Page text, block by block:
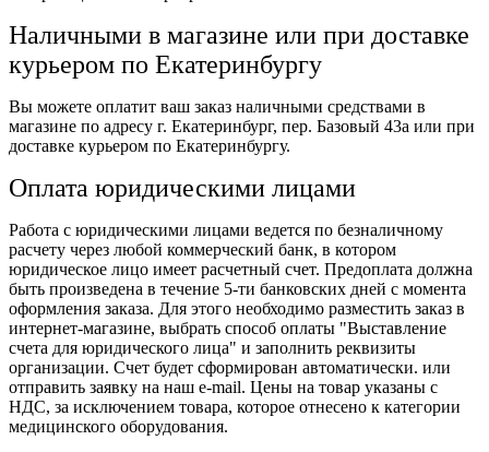
Наличными в магазине или при доставке
курьером по Екатеринбургу
Вы можете оплатит ваш заказ наличными средствами в
магазине по адресу г. Екатеринбург, пер. Базовый 43а или при
доставке курьером по Екатеринбургу.
Оплата юридическими лицами
Работа с юридическими лицами ведется по безналичному
расчету через любой коммерческий банк, в котором
юридическое лицо имеет расчетный счет. Предоплата должна
быть произведена в течение 5-ти банковских дней с момента
оформления заказа. Для этого необходимо разместить заказ в
интернет-магазине, выбрать способ оплаты "Выставление
счета для юридического лица" и заполнить реквизиты
организации. Счет будет сформирован автоматически. или
отправить заявку на наш e-mail. Цены на товар указаны с
НДС, за исключением товара, которое отнесено к категории
медицинского оборудования.